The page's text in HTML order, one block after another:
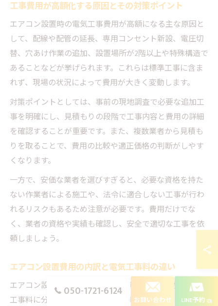
工事費用が高額化する原因とその対策ポイント
エアコン設置時の電気工事費用が高額になる主な原因と
して、配線や配管の延長、専用コンセント新設、電圧切
替、穴あけ作業の追加、設置場所が2階以上や特殊構造で
あることなどが挙げられます。これらは標準工事に含ま
れず、現場の状況によって費用が大きく変動します。
対策ポイントとしては、事前の現地調査で必要な追加工
事を明確にし、見積もりの段階で工事内容と費用の詳細
を確認することが重要です。また、複数業者から見積も
りを取ることで、費用の比較や適正価格の判断がしやす
くなります。
一方で、安価な業者を選びすぎると、必要な資格を持た
ない作業者による施工や、法令に適合しない工事が行わ
れるリスクもあるため注意が必要です。費用だけでな
く、業者の資格や実績も確認し、安全で適切な工事を依
頼しましょう。
エアコン設置費用の内訳と電気工事料の違い
エアコン設置費用の内訳は、主に標準設置工事費と電気
工事料に分かれます。標準設置工事費には室内・室外機
050-1721-6124
お問い合わせ LINE予約